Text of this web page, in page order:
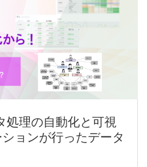
処理の自動化と可視
ョンが行ったデータ